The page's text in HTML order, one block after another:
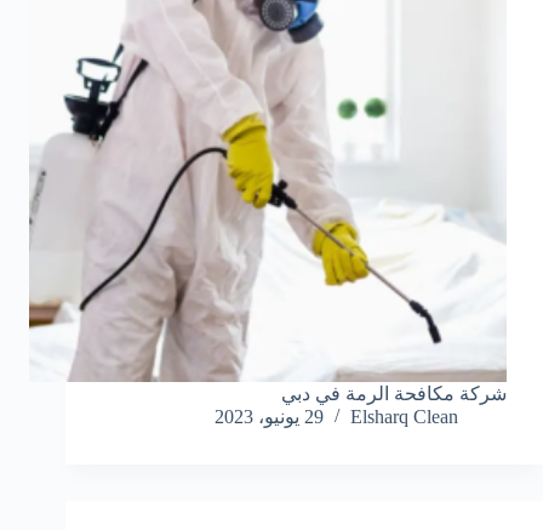
شركة مكافحة الرمة في دبي
Elsharq Clean
29 يونيو، 2023